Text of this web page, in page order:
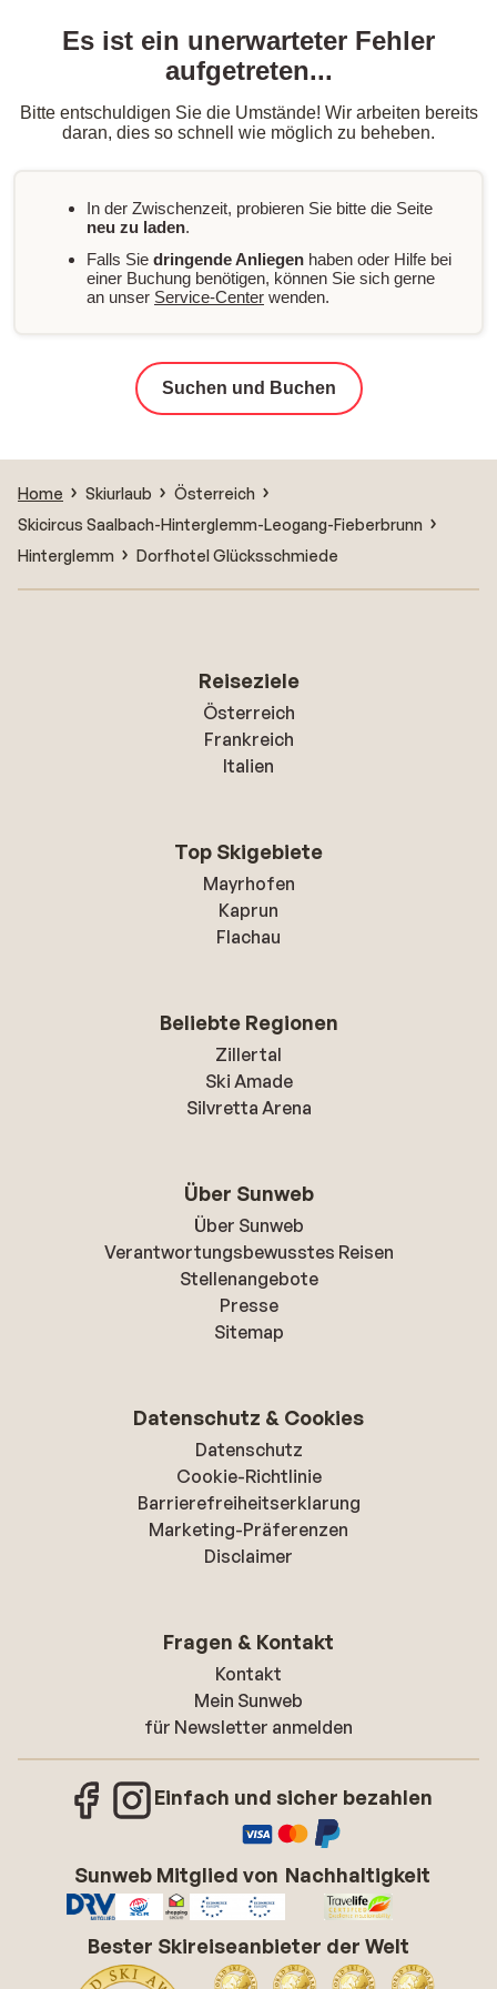
Es ist ein unerwarteter Fehler
aufgetreten...
Bitte entschuldigen Sie die Umstände! Wir arbeiten bereits
daran, dies so schnell wie möglich zu beheben.
In der Zwischenzeit, probieren Sie bitte die Seite
neu zu laden.
Falls Sie dringende Anliegen haben oder Hilfe bei
einer Buchung benötigen, können Sie sich gerne
an unser Service-Center wenden.
Suchen und Buchen
Home Skiurlaub
Österreich
Skicircus Saalbach-Hinterglemm-Leogang-Fieberbrunn
Hinterglemm
Dorfhotel Glücksschmiede
Reiseziele
Österreich
Frankreich
Italien
Top Skigebiete
Mayrhofen
Kaprun
Flachau
Beliebte Regionen
Zillertal
Ski Amade
Silvretta Arena
Über Sunweb
Über Sunweb
Verantwortungsbewusstes Reisen
Stellenangebote
Presse
Sitemap
Datenschutz & Cookies
Datenschutz
Cookie-Richtlinie
Barrierefreiheitserklarung
Marketing-Präferenzen
Disclaimer
Fragen & Kontakt
Kontakt
Mein Sunweb
für Newsletter anmelden
Einfach und sicher bezahlen
Sunweb Mitglied von Nachhaltigkeit
Bester Skireiseanbieter der Welt